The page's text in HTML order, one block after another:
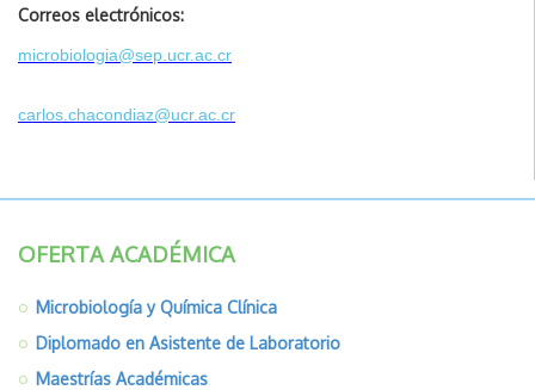
Correos electrónicos:
microbiologia@sep.ucr.ac.cr
carlos.chacondiaz@ucr.ac.cr
OFERTA ACADÉMICA
Microbiología y Química Clínica
Diplomado en Asistente de Laboratorio
Maestrías Académicas